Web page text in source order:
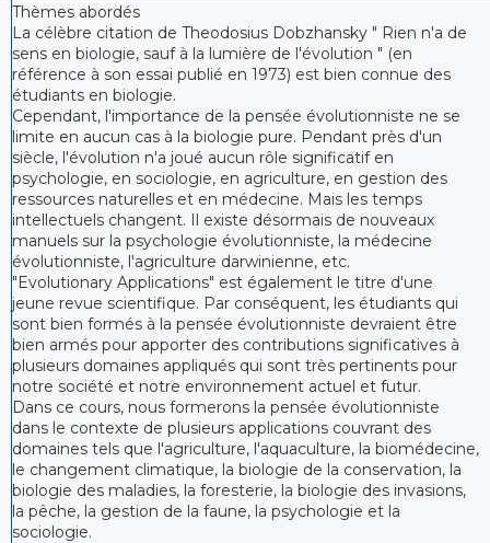
Thèmes abordés
La célèbre citation de Theodosius Dobzhansky " Rien n'a de
sens en biologie, sauf à la lumière de l'évolution " (en
référence à son essai publié en 1973) est bien connue des
étudiants en biologie.
Cependant, l'importance de la pensée évolutionniste ne se
limite en aucun cas à la biologie pure. Pendant près d'un
siècle, l'évolution n'a joué aucun rôle significatif en
psychologie, en sociologie, en agriculture, en gestion des
ressources naturelles et en médecine. Mais les temps
intellectuels changent. Il existe désormais de nouveaux
manuels sur la psychologie évolutionniste, la médecine
évolutionniste, l'agriculture darwinienne, etc.
"Evolutionary Applications" est également le titre d'une
jeune revue scientifique. Par conséquent, les étudiants qui
sont bien formés à la pensée évolutionniste devraient être
bien armés pour apporter des contributions significatives à
plusieurs domaines appliqués qui sont très pertinents pour
notre société et notre environnement actuel et futur.
Dans ce cours, nous formerons la pensée évolutionniste
dans le contexte de plusieurs applications couvrant des
domaines tels que l'agriculture, l'aquaculture, la biomédecine,
le changement climatique, la biologie de la conservation, la
biologie des maladies, la foresterie, la biologie des invasions,
la pêche, la gestion de la faune, la psychologie et la
sociologie.